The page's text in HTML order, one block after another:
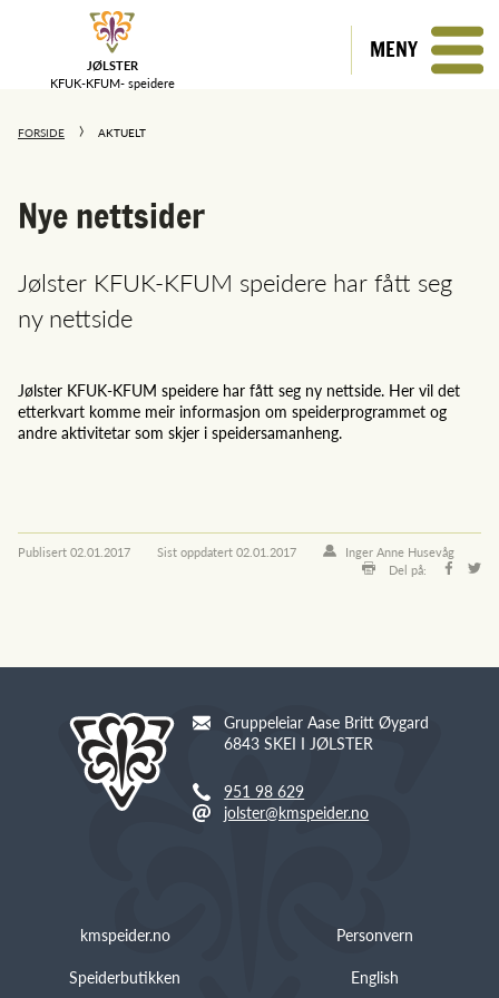
JØLSTER
KFUK-KFUM- speidere
MENY
FORSIDE AKTUELT
Nye nettsider
Jølster KFUK-KFUM speidere har fått seg
ny nettside
Jølster KFUK-KFUM speidere har fått seg ny nettside. Her vil det
etterkvart komme meir informasjon om speiderprogrammet og
andre aktivitetar som skjer i speidersamanheng.
Publisert02.01.2017 Sist oppdatert02.01.2017
Inger Anne Husevåg
Del på:
Gruppeleiar Aase Britt Øygard
6843 SKEI I JØLSTER
951 98 629
jolster@kmspeider.no
kmspeider.no
Speiderbutikken
Personvern
English